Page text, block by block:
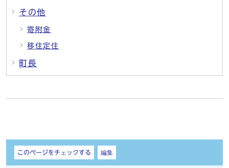
その他
寄附金
移住定住
町長
しおり
このページをチェックする 編集